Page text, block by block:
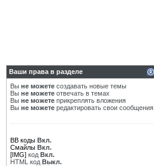
Ваши права в разделе
Вы не можете создавать новые темы
Вы не можете отвечать в темах
Вы не можете прикреплять вложения
Вы не можете редактировать свои сообщения
BB коды Вкл.
Смайлы Вкл.
[IMG] код Вкл.
HTML код Выкл.